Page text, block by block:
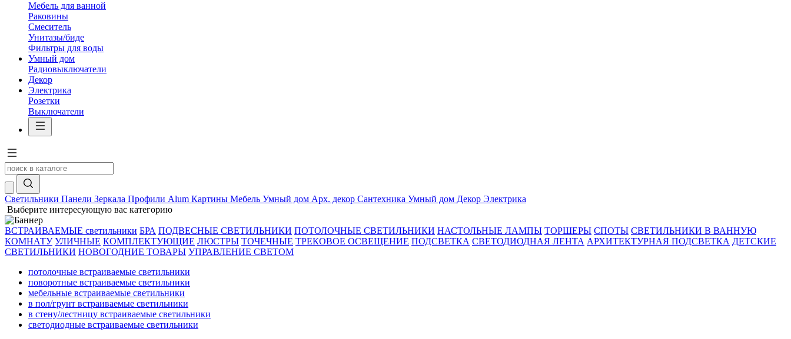
Мебель для ванной
Раковины
Смеситель
Унитазы/биде
Фильтры для воды
Умный дом
Радиовыключатели
Декор
Электрика
Розетки
Выключатели
Светильники Панели Зеркала Профили Alum Картины Мебель Умный дом Арх. декор Сантехника Умный дом Декор Электрика
Выберите интересующую вас категорию
ВСТРАИВАЕМЫЕ светильники БРА ПОДВЕСНЫЕ СВЕТИЛЬНИКИ ПОТОЛОЧНЫЕ СВЕТИЛЬНИКИ НАСТОЛЬНЫЕ ЛАМПЫ ТОРШЕРЫ СПОТЫ СВЕТИЛЬНИКИ В ВАННУЮ
КОМНАТУ УЛИЧНЫЕ КОМПЛЕКТУЮЩИЕ ЛЮСТРЫ ТОЧЕЧНЫЕ ТРЕКОВОЕ ОСВЕЩЕНИЕ ПОДСВЕТКА СВЕТОДИОДНАЯ ЛЕНТА АРХИТЕКТУРНАЯ ПОДСВЕТКА ДЕТСКИЕ
СВЕТИЛЬНИКИ НОВОГОДНИЕ ТОВАРЫ УПРАВЛЕНИЕ СВЕТОМ
потолочные встраиваемые светильники
поворотные встраиваемые светильники
мебельные встраиваемые светильники
в пол/грунт встраиваемые светильники
в стену/лестницу встраиваемые светильники
светодиодные встраиваемые светильники